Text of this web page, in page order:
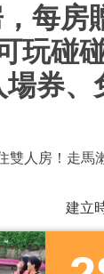
每房
玩碰
券、
雙人房！走馬
建立